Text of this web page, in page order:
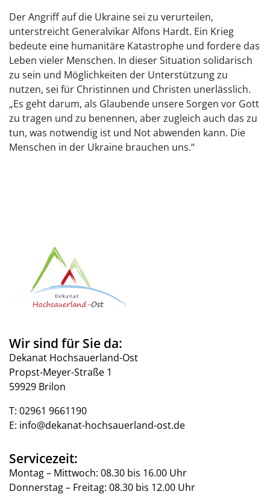
Der Angriff auf die Ukraine sei zu verurteilen,
unterstreicht Generalvikar Alfons Hardt. Ein Krieg
bedeute eine humanitäre Katastrophe und fordere das
Leben vieler Menschen. In dieser Situation solidarisch
zu sein und Möglichkeiten der Unterstützung zu
nutzen, sei für Christinnen und Christen unerlässlich.
„Es geht darum, als Glaubende unsere Sorgen vor Gott
zu tragen und zu benennen, aber zugleich auch das zu
tun, was notwendig ist und Not abwenden kann. Die
Menschen in der Ukraine brauchen uns.“
Wir sind für Sie da:
Dekanat Hochsauerland-Ost
Propst-Meyer-Straße 1
59929 Brilon
T: 02961 9661190
E: info@dekanat-hochsauerland-ost.de
Servicezeit:
Montag – Mittwoch: 08.30 bis 16.00 Uhr
Donnerstag – Freitag: 08.30 bis 12.00 Uhr